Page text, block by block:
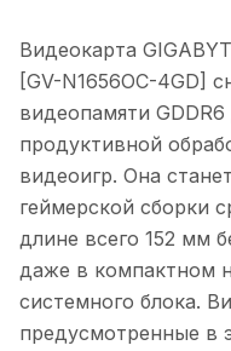
Видеокарта
[GV-N1656OC-4GD]
видеопамяти GDDR6
продуктивной
видеоигр. Она
геймерской сборки
длине всего 152 мм
даже в компактном
системного блока.
предусмотренные в